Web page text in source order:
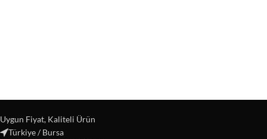
Uygun Fiyat, Kaliteli Ürün
Türkiye / Bursa